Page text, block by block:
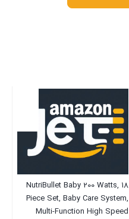
NutriBullet Baby 200 Watts, 18
Piece Set, Baby Care System,
Multi-Function High Speed